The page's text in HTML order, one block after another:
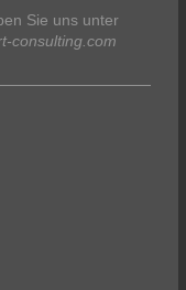
Sie uns unter
consulting.com